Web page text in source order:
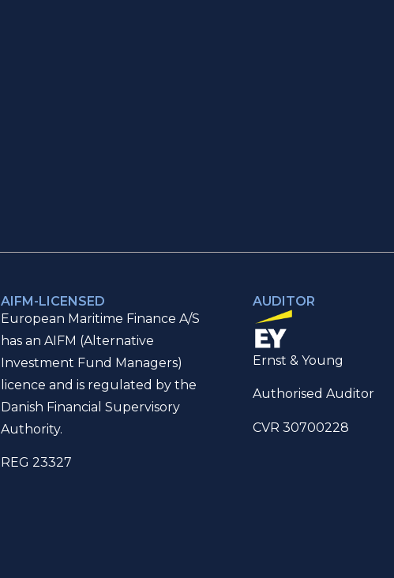
AIFM-LICENSED
European Maritime Finance A/S
has an AIFM (Alternative
Investment Fund Managers)
licence and is regulated by the
Danish Financial Supervisory
Authority.
REG 23327
AUDITOR
Ernst & Young
Authorised Auditor
CVR 30700228